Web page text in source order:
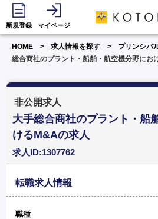
新規登録 マイページ
HOME 求人情報を探す プリンシパ
総合商社のプラント・船舶・航空機分野にお
非公開求人
大手総合商社のプラント・船
けるM&Aの求人
求人ID:1307762
転職求人情報
職種